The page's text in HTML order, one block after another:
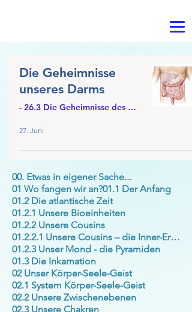
Die Geheimnisse
unseres Darms
- 26.3 Die Geheimnisse des Darms
27. Juni
00. Etwas in eigener Sache...
01 Wo fangen wir an?01.1 Der Anfang
01.2 Die atlantische Zeit
01.2.1 Unsere Bioeinheiten
01.2.2 Unsere Cousins
01.2.2.1 Unsere Cousins – die Inner-Erde
01.2.3 Unser Mond - die Pyramiden
01.3 Die Inkarnation
02 Unser Körper-Seele-Geist
02.1 System Körper-Seele-Geist
02.2 Unsere Zwischenebenen
02.3 Unsere Chakren